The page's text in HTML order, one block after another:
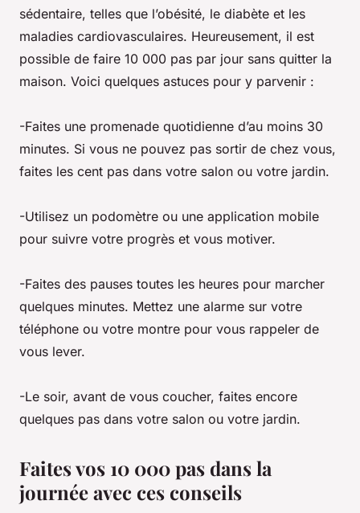
sédentaire, telles que l’obésité, le diabète et les
maladies cardiovasculaires. Heureusement, il est
possible de faire 10 000 pas par jour sans quitter la
maison. Voici quelques astuces pour y parvenir :
-Faites une promenade quotidienne d’au moins 30
minutes. Si vous ne pouvez pas sortir de chez vous,
faites les cent pas dans votre salon ou votre jardin.
-Utilisez un podomètre ou une application mobile
pour suivre votre progrès et vous motiver.
-Faites des pauses toutes les heures pour marcher
quelques minutes. Mettez une alarme sur votre
téléphone ou votre montre pour vous rappeler de
vous lever.
-Le soir, avant de vous coucher, faites encore
quelques pas dans votre salon ou votre jardin.
Faites vos 10 000 pas dans la
journée avec ces conseils